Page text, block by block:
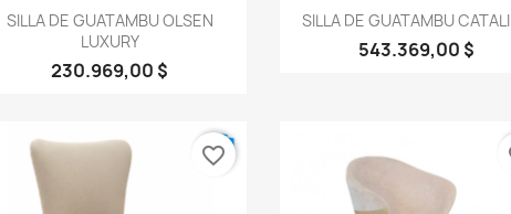
Vista rápida
SILLA DE GUATAMBU OLSEN
LUXURY
230.969,00 $
Vista rápida
SILLA DE GUATAMBU
543.369,00 $
favorite_border